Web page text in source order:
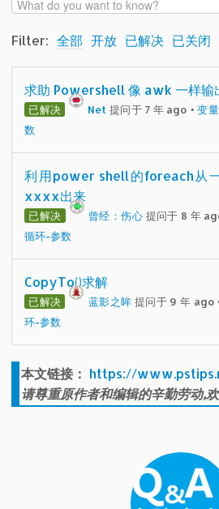
Filter: 全部 开放 已解决 已关闭
求助 Powershell 像 awk 一样输
已解决 Net 提问于 7 年 ago •变
数
利用power shell的foreach从
xxxx出来
已解决 曾经：伤心 提问于 8 年
循环-参数
CopyTo()求解
已解决 蓝影之眸 提问于 9 年 ago
环-参数
本文链接： https://
请尊重原作者和编辑的辛勤劳动,